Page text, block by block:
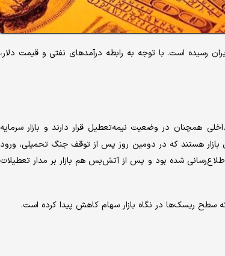
رسیده است.‌ با توجه به رابطه درآمدهای نفتی و قیمت دلار،
مالی داخلی همچنان در وضعیت نیمه‌تعطیل قرار دارند و بازار سرمایه
هستند که در دومین روز پس از توقف جنگ تحمیلی، ورود
شده بود و پس از آتش‌بس هم بازار بر مدار تعطیلات
سطح ریسک‌ها در نگاه بازار سهام کاهش پیدا کرده است.